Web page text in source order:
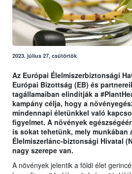
2023. július 27, csütörtök
Az Európai Élelmiszerbiztonsági
Európai Bizottság (EB) és
tagállamaiban elindítják a
kampány célja, hogy a
mindennapi életünkkel való
figyelmet. A növények
is sokat tehetünk, mely munkában
Élelmiszerlánc-biztonsági Hivatal
nagy szerepe van.
A növények jelentik a földi élet